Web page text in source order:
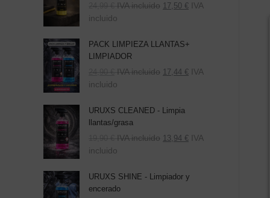
24,99 € IVA incluido 17,50 € IVA
incluido
PACK LIMPIEZA LLANTAS+
LIMPIADOR
El
precio
era:
39,80 €.
24,90 € El
precio
es:
24,90 €.
IVA incluido 17,44 € IVA
incluido
URUXS CLEANED - Limpia
llantas/grasa
19,90 € IVA incluido 13,94 € IVA
incluido
URUXS SHINE - Limpiador y
encerado